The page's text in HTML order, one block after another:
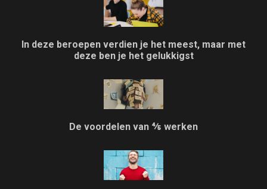
In deze beroepen verdien je het meest, maar met
deze ben je het gelukkigst
De voordelen van ⅘ werken